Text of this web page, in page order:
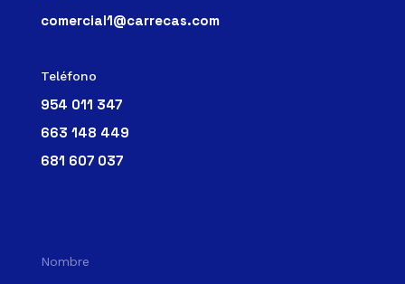
comercial1@carrecas.com
Teléfono
954 011 347
663 148 449
681 607 037